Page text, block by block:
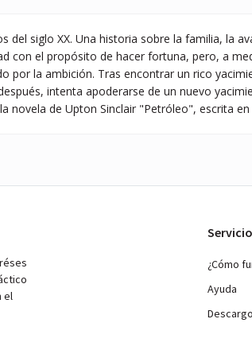
del siglo XX. Una historia sobre la familia, la
con el propósito de hacer fortuna, pero, a
por la ambición. Tras encontrar un rico
intenta apoderarse de un nuevo
novela de Upton Sinclair "Petróleo", escrita en
el
Servicio
¿Cómo
Ayuda